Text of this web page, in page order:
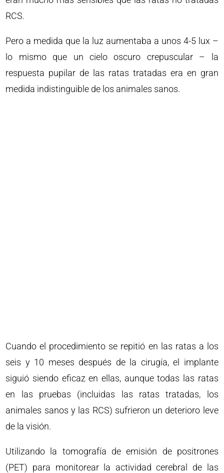
RCS.
Pero a medida que la luz aumentaba a unos 4-5 lux –
lo mismo que un cielo oscuro crepuscular – la
respuesta pupilar de las ratas tratadas era en gran
medida indistinguible de los animales sanos.
Cuando el procedimiento se repitió en las ratas a los
seis y 10 meses después de la cirugía, el implante
siguió siendo eficaz en ellas, aunque todas las ratas
en las pruebas (incluidas las ratas tratadas, los
animales sanos y las RCS) sufrieron un deterioro leve
de la visión.
Utilizando la tomografía de emisión de positrones
(PET) para monitorear la actividad cerebral de las